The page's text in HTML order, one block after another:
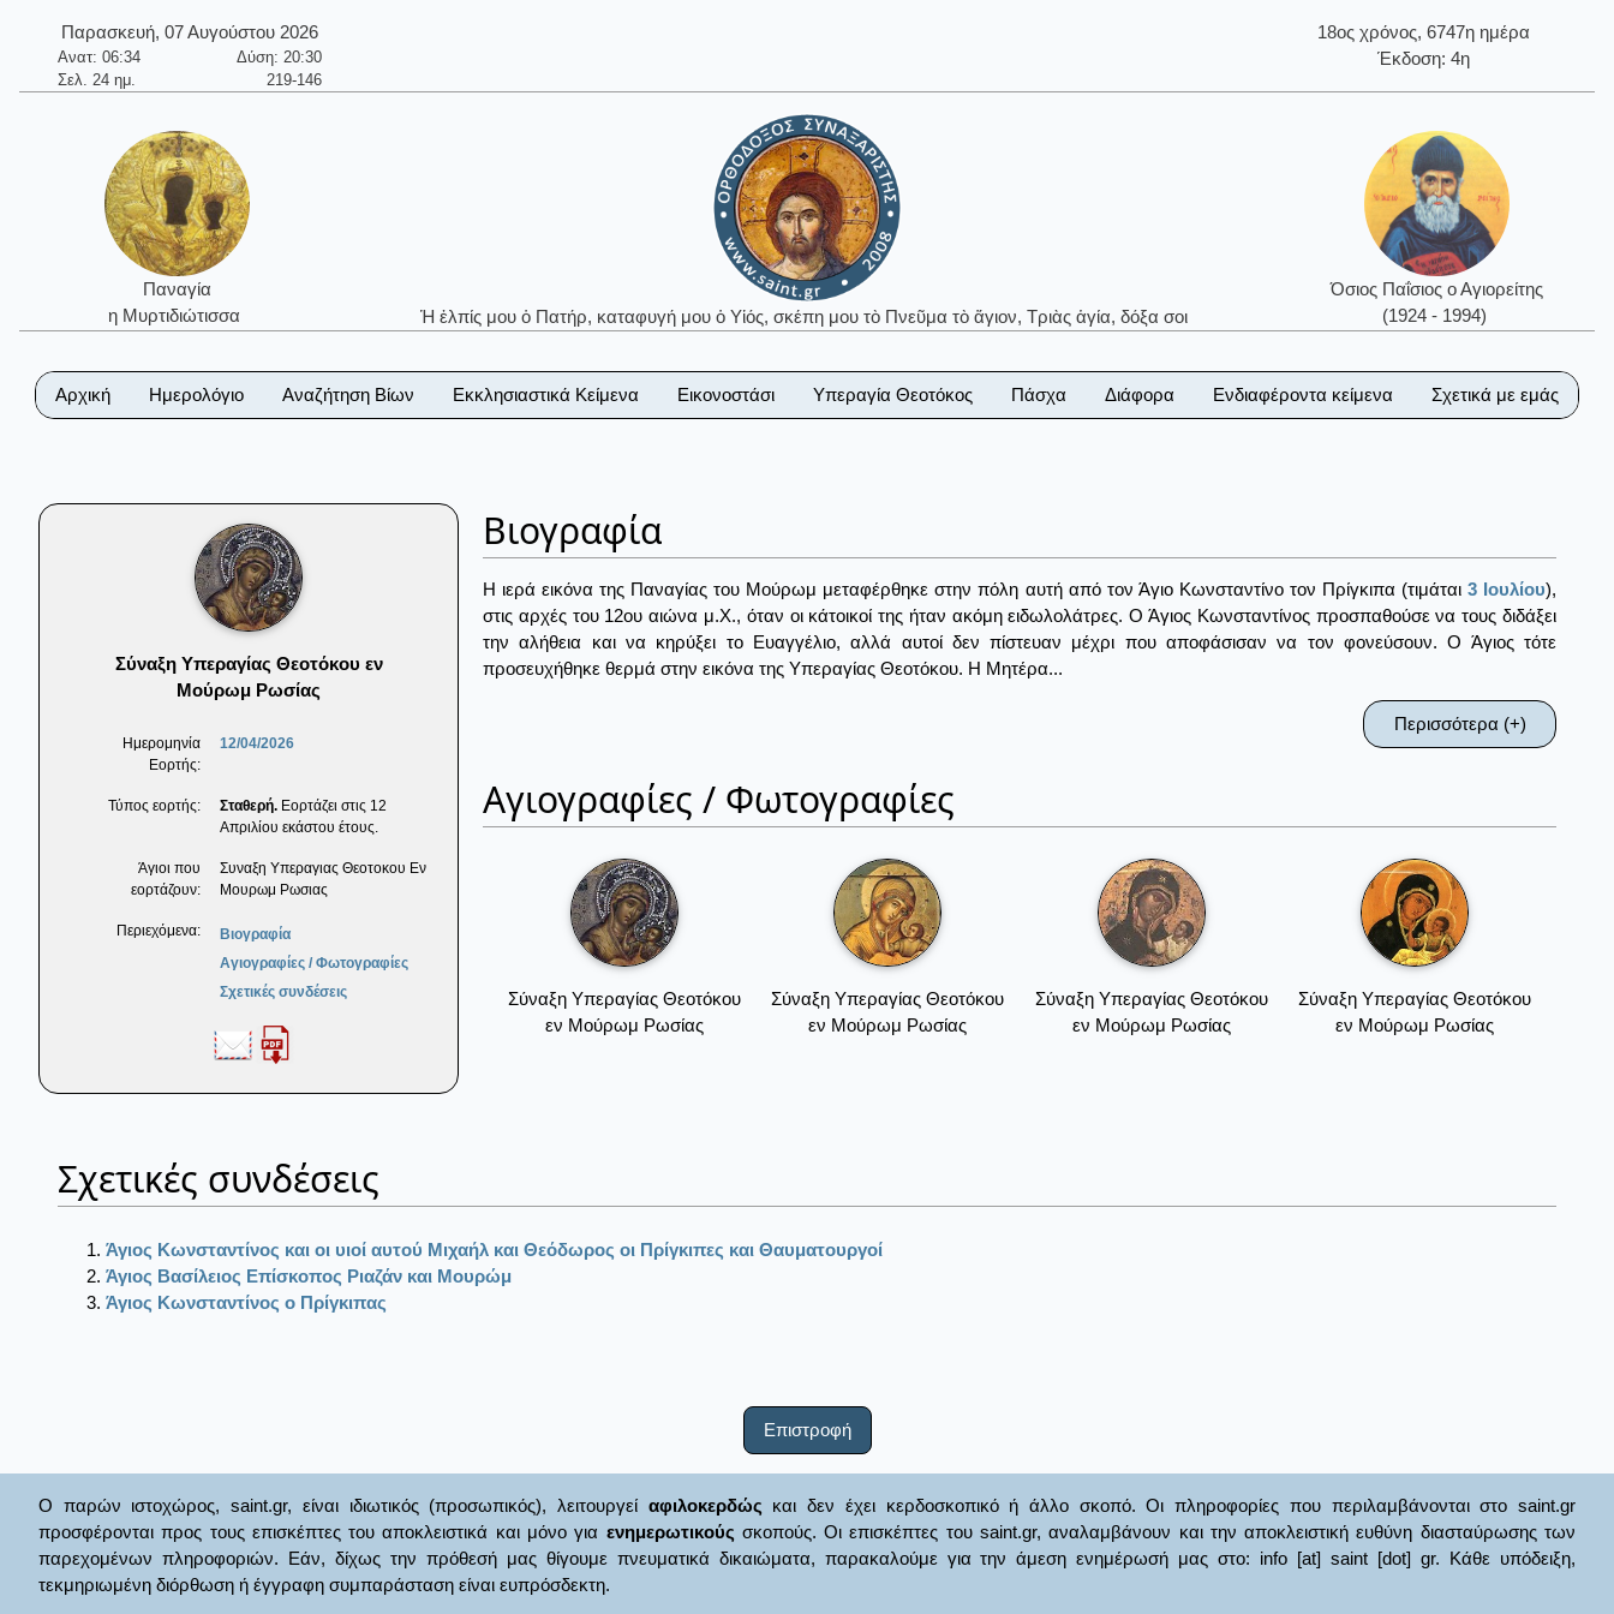
Παρασκευή, 07 Αυγούστου 2026
Ανατ: 06:34
Δύση: 20:30
Σελ. 24 ημ.
219-146
18ος χρόνος, 6747η ημέρα
Έκδοση: 4η
Παναγία
η Μυρτιδιώτισσα
Ἡ ἐλπίς μου ὁ Πατήρ, καταφυγή μου ὁ Υἱός, σκέπη μου τὸ Πνεῦμα τὸ ἅγιον, Τριὰς ἁγία, δόξα σοι
Όσιος Παΐσιος ο Αγιορείτης
(1924 - 1994)
Αρχική Ημερολόγιο Αναζήτηση Βίων Εκκλησιαστικά Κείμενα Εικονοστάσι Υπεραγία Θεοτόκος Πάσχα Διάφορα Ενδιαφέροντα κείμενα Σχετικά με εμάς
Σύναξη Υπεραγίας Θεοτόκου εν
Μούρωμ Ρωσίας
Ημερομηνία
Εορτής:
12/04/2026
Τύπος εορτής: Σταθερή. Εορτάζει στις 12
Απριλίου εκάστου έτους.
Άγιοι που
εορτάζουν:
Συναξη Υπεραγιας Θεοτοκου Εν
Μουρωμ Ρωσιας
Περιεχόμενα:
Βιογραφία
Αγιογραφίες / Φωτογραφίες
Σχετικές συνδέσεις
Βιογραφία
Η ιερά εικόνα της Παναγίας του Μούρωμ μεταφέρθηκε στην πόλη αυτή από τον Άγιο Κωνσταντίνο τον Πρίγκιπα (τιμάται 3 Ιουλίου),
στις αρχές του 12ου αιώνα μ.Χ., όταν οι κάτοικοί της ήταν ακόμη ειδωλολάτρες. Ο Άγιος Κωνσταντίνος προσπαθούσε να τους διδάξει
την αλήθεια και να κηρύξει το Ευαγγέλιο, αλλά αυτοί δεν πίστευαν μέχρι που αποφάσισαν να τον φονεύσουν. Ο Άγιος τότε
προσευχήθηκε θερμά στην εικόνα της Υπεραγίας Θεοτόκου. Η Μητέρα...
Περισσότερα (+)
Αγιογραφίες / Φωτογραφίες
Σύναξη Υπεραγίας Θεοτόκου
εν Μούρωμ Ρωσίας
Σύναξη Υπεραγίας Θεοτόκου
εν Μούρωμ Ρωσίας
Σύναξη Υπεραγίας Θεοτόκου
εν Μούρωμ Ρωσίας
Σύναξη Υπεραγίας Θεοτόκου
εν Μούρωμ Ρωσίας
Σχετικές συνδέσεις
Άγιος Κωνσταντίνος και οι υιοί αυτού Μιχαήλ και Θεόδωρος οι Πρίγκιπες και Θαυματουργοί
Άγιος Βασίλειος Επίσκοπος Ριαζάν και Μουρώμ
Άγιος Κωνσταντίνος ο Πρίγκιπας
Επιστροφή
Ο παρών ιστοχώρος, saint.gr, είναι ιδιωτικός (προσωπικός), λειτουργεί αφιλοκερδώς και δεν έχει κερδοσκοπικό ή άλλο σκοπό. Οι πληροφορίες που περιλαμβάνονται στο saint.gr
προσφέρονται προς τους επισκέπτες του αποκλειστικά και μόνο για ενημερωτικούς σκοπούς. Οι επισκέπτες του saint.gr, αναλαμβάνουν και την αποκλειστική ευθύνη διασταύρωσης των
παρεχομένων πληροφοριών. Εάν, δίχως την πρόθεσή μας θίγουμε πνευματικά δικαιώματα, παρακαλούμε για την άμεση ενημέρωσή μας στο: info [at] saint [dot] gr. Κάθε υπόδειξη,
τεκμηριωμένη διόρθωση ή έγγραφη συμπαράσταση είναι ευπρόσδεκτη.